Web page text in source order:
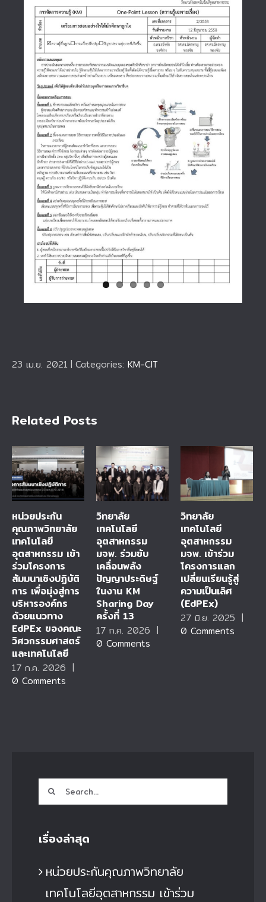
23 เม.ย. 2021 | Categories: KM-CIT
Related Posts
หน่วยประกัน
คุณภาพวิทยาลัย
เทคโนโลยี
อุตสาหกรรม เข้า
ร่วมโครงการ
สัมมนาเชิงปฏิบัติ
การ เพื่อมุ่งสู่การ
บริหารองค์กร
ด้วยแนวทาง
EdPEx ของคณะ
วิศวกรรมศาสตร์
และเทคโนโลยี
17 ก.ค. 2026 |
0 Comments
วิทยาลัย
เทคโนโลยี
อุตสาหกรรม
มจพ. ร่วมขับ
เคลื่อนพลัง
ปัญญาประดิษฐ์
ในงาน KM
Sharing Day
ครั้งที่ 13
17 ก.ค. 2026 |
0 Comments
วิทยาลัย
เทคโนโลยี
อุตสาหกรรม
มจพ. เข้าร่วม
โครงการแลก
เปลี่ยนเรียนรู้สู่
ความเป็นเลิศ
(EdPEx)
27 มิ.ย. 2025 |
0 Comments
Search
for:
เรื่องล่าสุด
หน่วยประกันคุณภาพวิทยาลัย
เทคโนโลยีอุตสาหกรรม เข้าร่วม